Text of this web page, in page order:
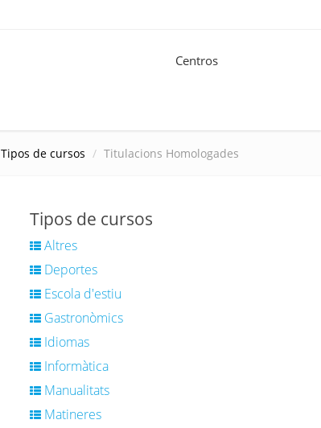
Centros
Tipos de cursos Titulacions Homologades
Tipos de cursos
Altres
Deportes
Escola d'estiu
Gastronòmics
Idiomas
Informàtica
Manualitats
Matineres